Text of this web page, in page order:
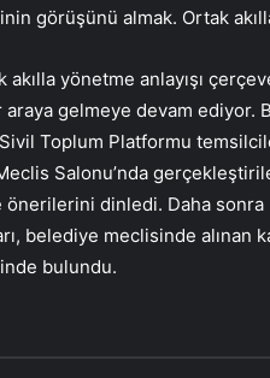
görüşünü almak. Ortak
akılla yönetme anlayışı
gelmeye devam ediyor.
Toplum Platformu
Salonu’nda
dinledi. Daha sonra
belediye meclisinde alınan
bulundu.